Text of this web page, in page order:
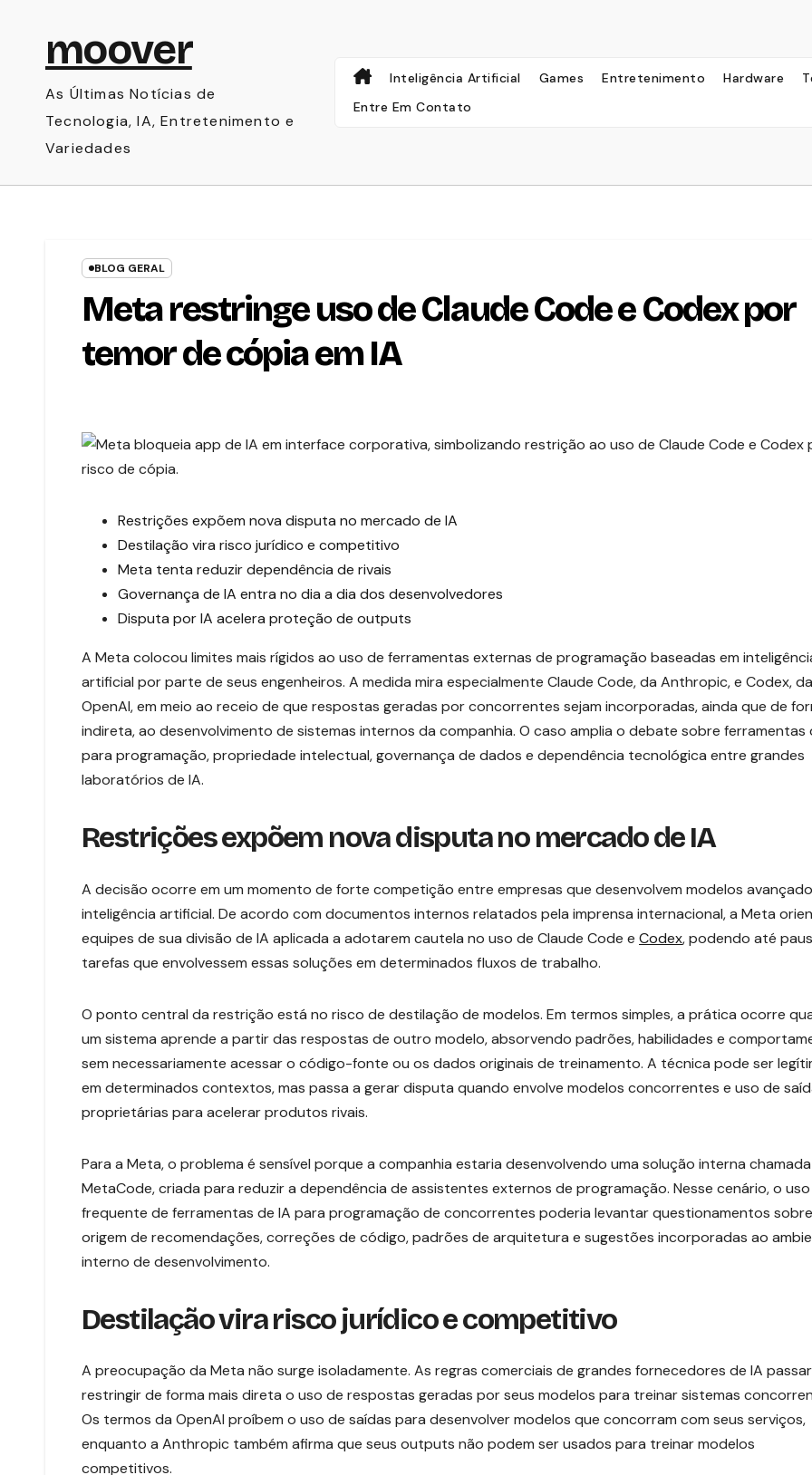
contentmoover
As Últimas Notícias de
Tecnologia, IA, Entretenimento e
Variedades
Inteligência Artificial Games Entretenimento Hardware
Entre Em Contato
BLOG GERAL
Meta restringe uso de Claude Code e Codex por
temor de cópia em IA
Restrições expõem nova disputa no mercado de IA
Destilação vira risco jurídico e competitivo
Meta tenta reduzir dependência de rivais
Governança de IA entra no dia a dia dos desenvolvedores
Disputa por IA acelera proteção de outputs
A Meta colocou limites mais rígidos ao uso de ferramentas externas de programação baseadas em
artificial por parte de seus engenheiros. A medida mira especialmente Claude Code, da Anthropic, e Codex, da
OpenAI, em meio ao receio de que respostas geradas por concorrentes sejam incorporadas, ainda que de
indireta, ao desenvolvimento de sistemas internos da companhia. O caso amplia o debate sobre ferramentas
para programação, propriedade intelectual, governança de dados e dependência tecnológica entre grandes
laboratórios de IA.
Restrições expõem nova disputa no mercado de IA
A decisão ocorre em um momento de forte competição entre empresas que desenvolvem modelos
inteligência artificial. De acordo com documentos internos relatados pela imprensa internacional, a Meta
equipes de sua divisão de IA aplicada a adotarem cautela no uso de Claude Code e Codex, podendo até
tarefas que envolvessem essas soluções em determinados fluxos de trabalho.
O ponto central da restrição está no risco de destilação de modelos. Em termos simples, a prática ocorre
um sistema aprende a partir das respostas de outro modelo, absorvendo padrões, habilidades e
sem necessariamente acessar o código-fonte ou os dados originais de treinamento. A técnica pode ser
em determinados contextos, mas passa a gerar disputa quando envolve modelos concorrentes e uso de
proprietárias para acelerar produtos rivais.
Para a Meta, o problema é sensível porque a companhia estaria desenvolvendo uma solução interna chamada
MetaCode, criada para reduzir a dependência de assistentes externos de programação. Nesse cenário, o uso
frequente de ferramentas de IA para programação de concorrentes poderia levantar questionamentos
origem de recomendações, correções de código, padrões de arquitetura e sugestões incorporadas ao
interno de desenvolvimento.
Destilação vira risco jurídico e competitivo
A preocupação da Meta não surge isoladamente. As regras comerciais de grandes fornecedores de IA
restringir de forma mais direta o uso de respostas geradas por seus modelos para treinar sistemas
Os termos da OpenAI proíbem o uso de saídas para desenvolver modelos que concorram com seus serviços,
enquanto a Anthropic também afirma que seus outputs não podem ser usados para treinar modelos
competitivos.